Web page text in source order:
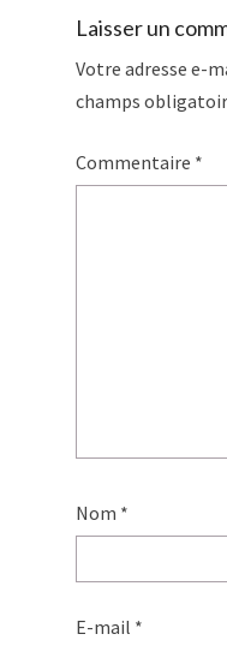
Laisser un
Votre adresse e-
champs
Commentaire *
Nom *
E-mail *